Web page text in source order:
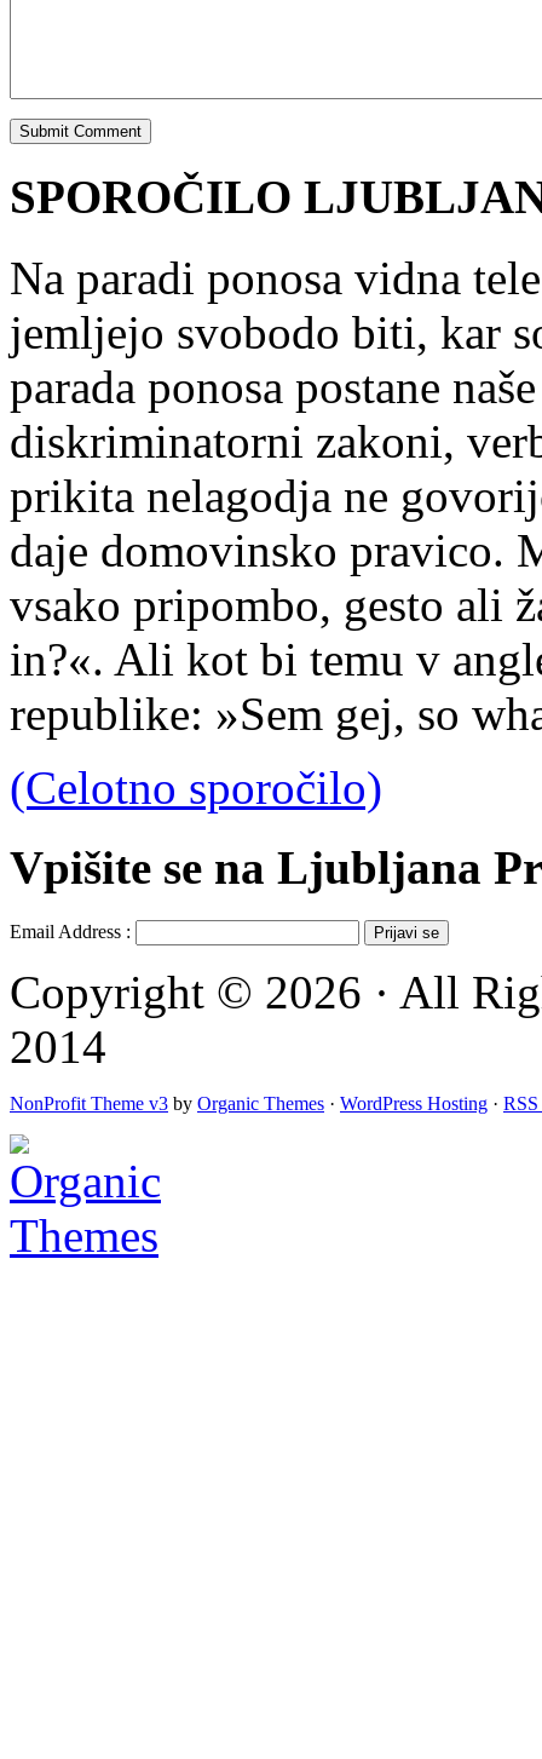
SPOROČILO
Na paradi ponosa vidna
jemljejo svobodo biti, kar
parada ponosa postane
diskriminatorni zakoni,
prikita nelagodja ne
daje domovinsko pravico.
vsako pripombo, gesto ali
in?«. Ali kot bi temu v
republike: »Sem gej, so
(Celotno sporočilo)
Vpišite se na Ljubljana
Email Address :
Copyright © 2026 · All
2014
NonProfit Theme v3 by Organic Themes · WordPress Hosting · RSS